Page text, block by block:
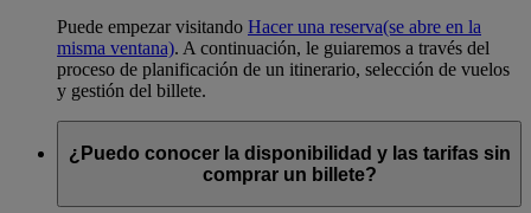
Puede empezar visitando Hacer una reserva(se abre en la
misma ventana). A continuación, le guiaremos a través del
proceso de planificación de un itinerario, selección de vuelos
y gestión del billete.
¿Puedo conocer la disponibilidad y las tarifas sin
comprar un billete?